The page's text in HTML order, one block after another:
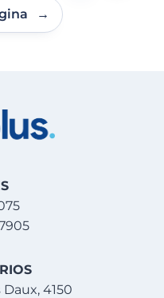
→
Daux, 4150